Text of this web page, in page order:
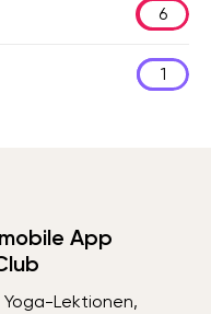
6
1
App
Lektionen,